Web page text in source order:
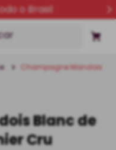
o Brasil
Champagne Mandois
Blanc de
Cru